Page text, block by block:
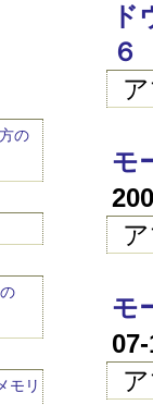
の
モリ
６
モ
モ